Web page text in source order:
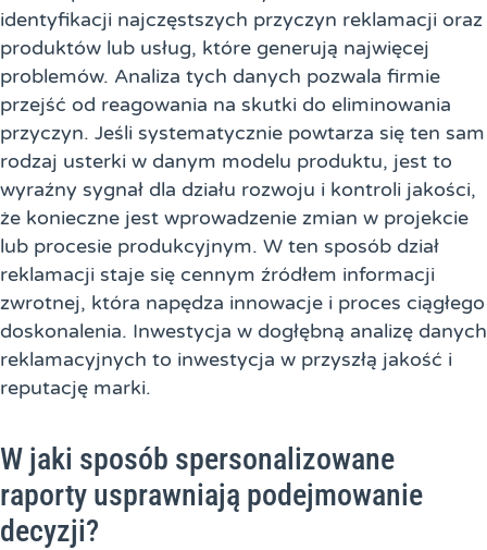
identyfikacji najczęstszych przyczyn reklamacji oraz
produktów lub usług, które generują najwięcej
problemów. Analiza tych danych pozwala firmie
przejść od reagowania na skutki do eliminowania
przyczyn. Jeśli systematycznie powtarza się ten sam
rodzaj usterki w danym modelu produktu, jest to
wyraźny sygnał dla działu rozwoju i kontroli jakości,
że konieczne jest wprowadzenie zmian w projekcie
lub procesie produkcyjnym. W ten sposób dział
reklamacji staje się cennym źródłem informacji
zwrotnej, która napędza innowacje i proces ciągłego
doskonalenia. Inwestycja w dogłębną analizę danych
reklamacyjnych to inwestycja w przyszłą jakość i
reputację marki.
W jaki sposób spersonalizowane
raporty usprawniają podejmowanie
decyzji?